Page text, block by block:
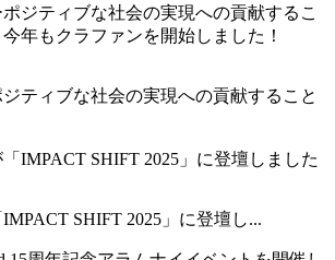
ティブな社会の実現への貢献すること
SHIFT 2025」に登壇し...